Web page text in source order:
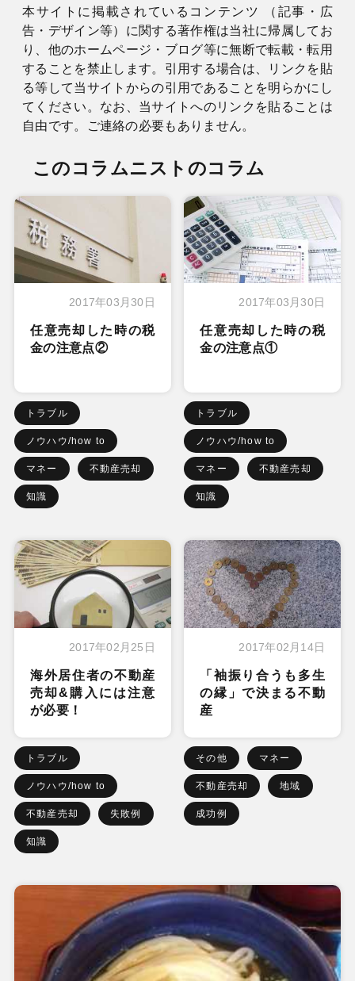
本サイトに掲載されているコンテンツ （記事・広
告・デザイン等）に関する著作権は当社に帰属してお
り、他のホームページ・ブログ等に無断で転載・転用
することを禁止します。引用する場合は、リンクを貼
る等して当サイトからの引用であることを明らかにし
てください。なお、当サイトへのリンクを貼ることは
自由です。ご連絡の必要もありません。
このコラムニストのコラム
2017年03月30日
任意売却した時の税
金の注意点②
トラブル
ノウハウ/how to
マネー 不動産売却
知識
2017年03月30日
任意売却した時の税
金の注意点①
トラブル
ノウハウ/how to
マネー 不動産売却
知識
2017年02月25日
海外居住者の不動産
売却&購入には注意
が必要！
トラブル
ノウハウ/how to
不動産売却 失敗例
知識
2017年02月14日
「袖振り合うも多生
の縁」で決まる不動
産
その他 マネー
不動産売却 地域
成功例